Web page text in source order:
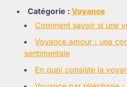
Catégorie : Voyance
Comment savoir si une
Voyance amour : une
sentimentale
En quoi consiste la